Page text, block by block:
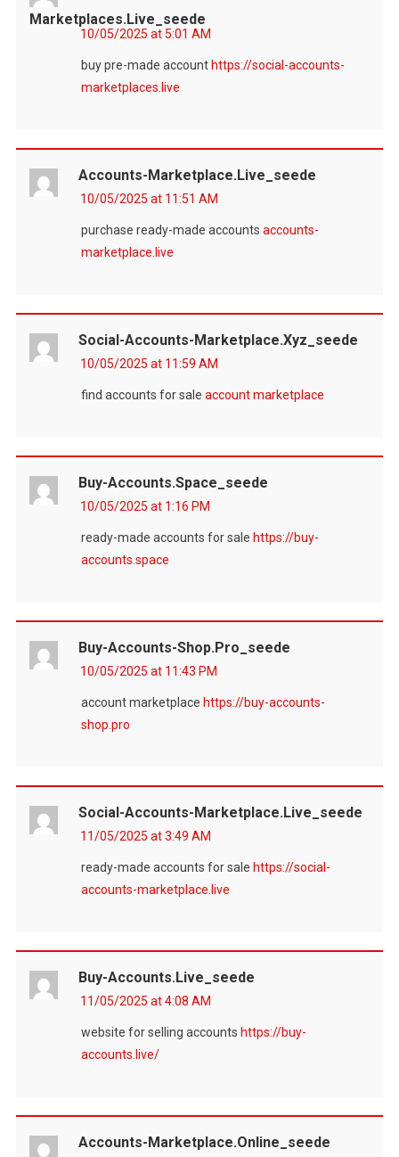
Marketplaces.live_seede
10/05/2025 at 5:01 AM
buy pre-made account https://social-accounts-
marketplaces.live
Accounts-Marketplace.live_seede
10/05/2025 at 11:51 AM
purchase ready-made accounts accounts-
marketplace.live
Social-Accounts-Marketplace.xyz_seede
10/05/2025 at 11:59 AM
find accounts for sale account marketplace
Buy-Accounts.space_seede
10/05/2025 at 1:16 PM
ready-made accounts for sale https://buy-
accounts.space
Buy-Accounts-Shop.pro_seede
10/05/2025 at 11:43 PM
account marketplace https://buy-accounts-
shop.pro
Social-Accounts-Marketplace.live_seede
11/05/2025 at 3:49 AM
ready-made accounts for sale https://social-
accounts-marketplace.live
Buy-Accounts.live_seede
11/05/2025 at 4:08 AM
website for selling accounts https://buy-
accounts.live/
Accounts-Marketplace.online_seede